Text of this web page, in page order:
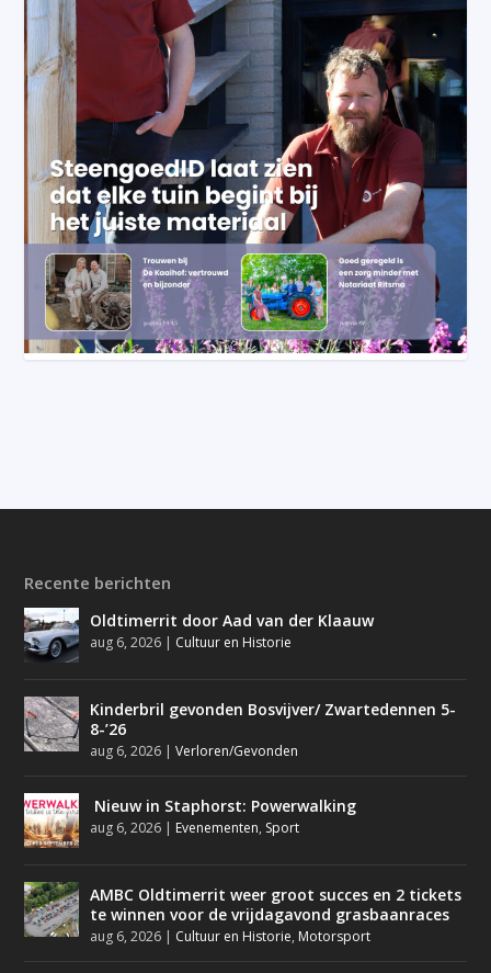
Recente berichten
Oldtimerrit door Aad van der Klaauw
aug 6, 2026 | Cultuur en Historie
Kinderbril gevonden Bosvijver/ Zwartedennen 5-
8-’26
aug 6, 2026 |Verloren/Gevonden
Nieuw in Staphorst: Powerwalking
aug 6, 2026 | Evenementen, Sport
AMBC Oldtimerrit weer groot succes en 2 tickets
te winnen voor de vrijdagavond grasbaanraces
aug 6, 2026 | Cultuur en Historie, Motorsport